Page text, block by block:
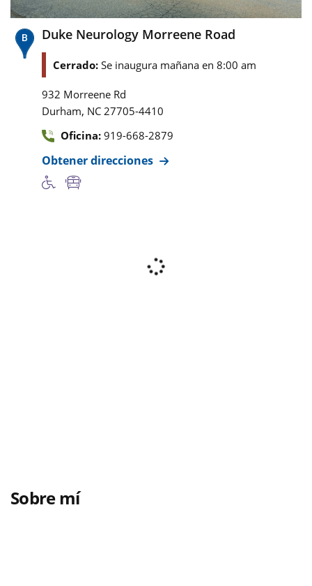
Duke Neurology Morreene Road
Cerrado: Se inaugura mañana en 8:00 am
932 Morreene Rd
Durham, NC 27705-4410
Oficina: 919-668-2879
Obtener direcciones
Sobre mí